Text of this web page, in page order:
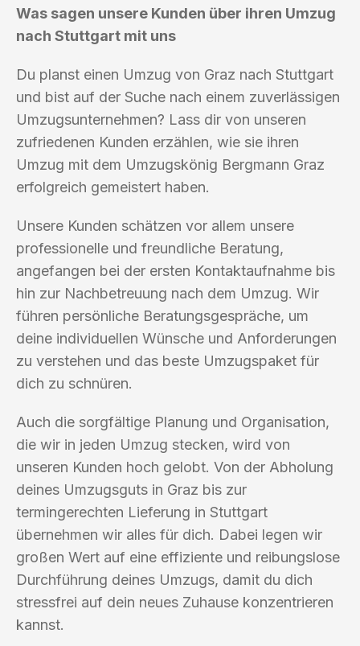
Was sagen unsere Kunden über ihren Umzug
nach Stuttgart mit uns
Du planst einen Umzug von Graz nach Stuttgart
und bist auf der Suche nach einem zuverlässigen
Umzugsunternehmen? Lass dir von unseren
zufriedenen Kunden erzählen, wie sie ihren
Umzug mit dem Umzugskönig Bergmann Graz
erfolgreich gemeistert haben.
Unsere Kunden schätzen vor allem unsere
professionelle und freundliche Beratung,
angefangen bei der ersten Kontaktaufnahme bis
hin zur Nachbetreuung nach dem Umzug. Wir
führen persönliche Beratungsgespräche, um
deine individuellen Wünsche und Anforderungen
zu verstehen und das beste Umzugspaket für
dich zu schnüren.
Auch die sorgfältige Planung und Organisation,
die wir in jeden Umzug stecken, wird von
unseren Kunden hoch gelobt. Von der Abholung
deines Umzugsguts in Graz bis zur
termingerechten Lieferung in Stuttgart
übernehmen wir alles für dich. Dabei legen wir
großen Wert auf eine effiziente und reibungslose
Durchführung deines Umzugs, damit du dich
stressfrei auf dein neues Zuhause konzentrieren
kannst.